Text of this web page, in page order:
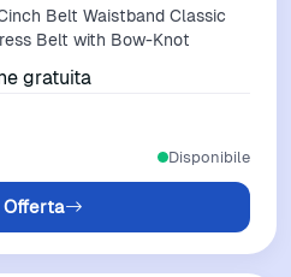
Belt Waistband Classic
Belt with Bow-Knot
gratuita
Offerta
Disponibile